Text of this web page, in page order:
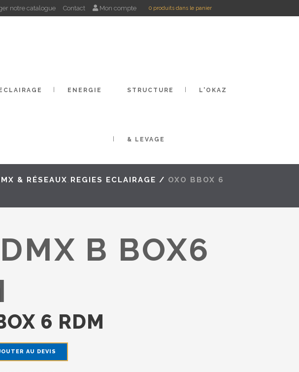
notre catalogue Contact Mon compte 0 produits dans le panier
ECLAIRAGE ENERGIE STRUCTURE
& LEVAGE
L'OKAZ
& RÉSEAUX , REGIES ECLAIRAGE / OXO BBOX 6
B BOX6
6 RDM
AU DEVIS